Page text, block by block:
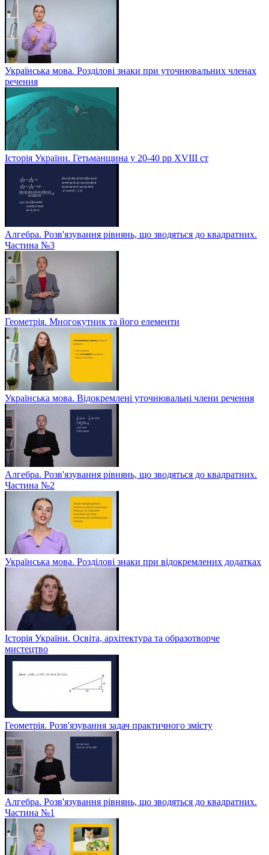
Українська мова. Розділові знаки при уточнювальних членах
речення
Історія України. Гетьманщина у 20-40 рр ХVIIІ ст
Алгебра. Розв'язування рівнянь, що зводяться до квадратних.
Частина №3
Геометрія. Многокутник та його елементи
Українська мова. Відокремлені уточнювальні члени речення
Алгебра. Розв'язування рівнянь, що зводяться до квадратних.
Частина №2
Українська мова. Розділові знаки при відокремлених додатках
Історія України. Освіта, архітектура та образотворче
мистецтво
Геометрія. Розв'язування задач практичного змісту
Алгебра. Розв'язування рівнянь, що зводяться до квадратних.
Частина №1